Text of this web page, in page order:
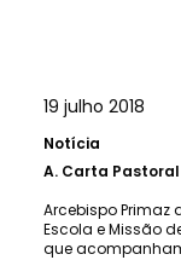
19 julho 2018
Notícia
A. Carta
Arcebispo Primaz
Escola e Missão
que